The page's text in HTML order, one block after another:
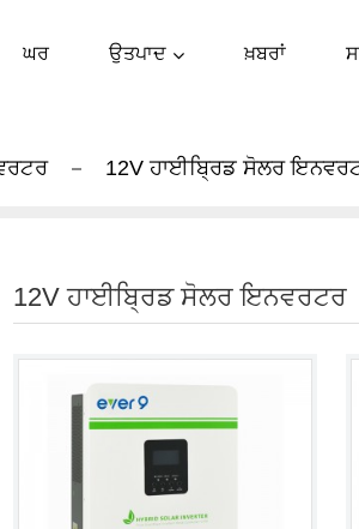
ਘਰ ਉਤਪਾਦ ਖ਼ਬਰਾਂ
12V ਹਾਈਬ੍ਰਿਡ ਸੋਲਰ
12V ਹਾਈਬ੍ਰਿਡ ਸੋਲਰ ਇਨਵਰਟਰ